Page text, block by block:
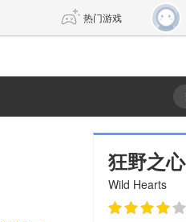
热门游戏
狂野之心
Wild Hearts